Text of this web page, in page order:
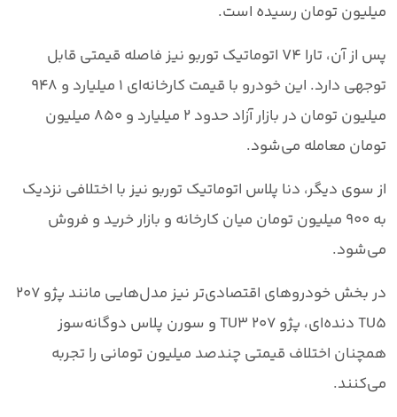
میلیون تومان رسیده است.
پس از آن، تارا V4 اتوماتیک توربو
نیز فاصله قیمتی قابل
توجهی دارد. این خودرو با قیمت کارخانه‌ای
۱ میلیارد و ۹۴۸
میلیون تومان در بازار آزاد حدود
۲ میلیارد و ۸۵۰ میلیون
تومان معامله می‌شود.
از سوی دیگر، دنا پلاس اتوماتیک توربو نیز با اختلافی نزدیک
به ۹۰۰ میلیون تومان
میان کارخانه و بازار خرید و فروش
می‌شود.
در بخش خودروهای اقتصادی‌تر نیز مدل‌هایی مانند
پژو ۲۰۷
TU5 دنده‌ای، پژو ۲۰۷ TU3 و سورن پلاس دوگانه‌سوز
همچنان اختلاف قیمتی چندصد میلیون تومانی را تجربه
می‌کنند.